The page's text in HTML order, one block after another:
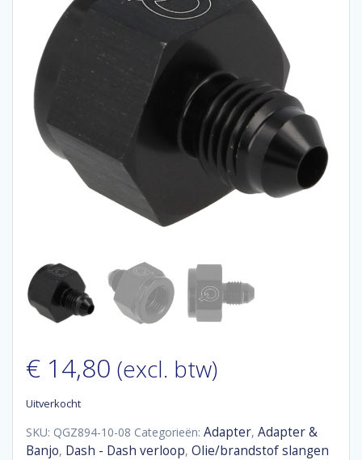
€ 14,80 (excl. btw)
Uitverkocht
SKU: QGZ894-10-08 Categorieën: Adapter, Adapter &
Banjo, Dash - Dash verloop, Olie/brandstof slangen